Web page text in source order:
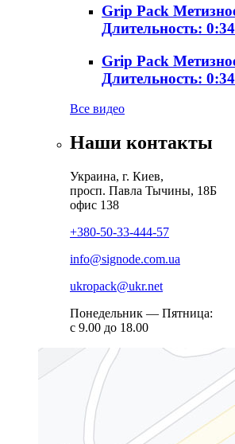
Grip Pack
Длительность: 0:34
Grip Pack
Длительность: 0:34
Все видео
Наши контакты
Украина, г. Киев,
просп. Павла Тычины, 18Б
офис 138
+380-50-33-444-57
info@signode.com.ua
ukropack@ukr.net
Понедельник — Пятница:
с 9.00 до 18.00